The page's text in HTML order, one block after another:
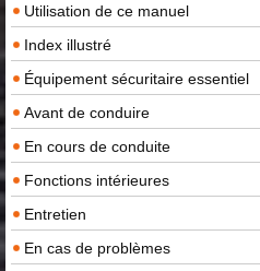
Utilisation de ce manuel
Index illustré
Équipement sécuritaire essentiel
Avant de conduire
En cours de conduite
Fonctions intérieures
Entretien
En cas de problèmes